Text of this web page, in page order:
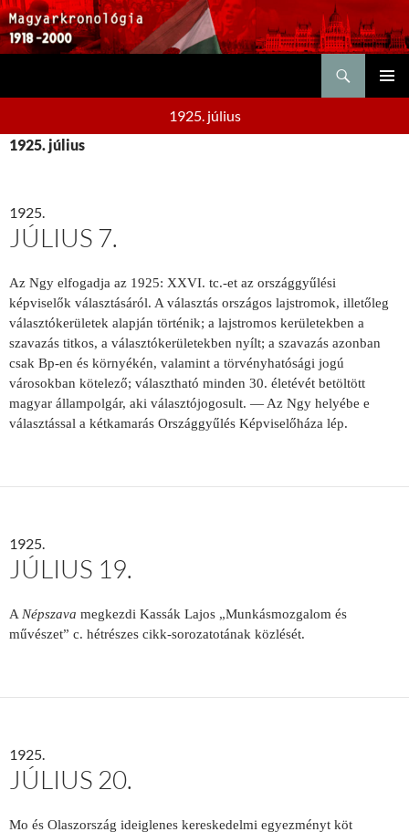
1925. július
1925. július
1925.
JÚLIUS 7.
Az Ngy elfogadja az 1925: XXVI. tc.-et az ország­gyűlési
képviselők választásáról. A választás orszá­gos lajstromok, illetőleg
választókerületek alapján történik; a lajstromos kerületek­ben a
szavazás titkos, a választókerüle­tekben nyílt; a szavazás azonban
csak Bp-en és környékén, valamint a törvényhatósági jogú
városokban köte­lező; választható minden 30. életévét betöltött
magyar állampolgár, aki vá­lasztójogosult. — Az Ngy helyébe e
választással a kétkamarás Országgyűlés Képviselőháza lép.
1925.
JÚLIUS 19.
A Népsza­va megkezdi Kassák Lajos „Mun­kásmozgalom és
művészet” c. hétré­szes cikk-sorozatotának közlését.
1925.
JÚLIUS 20.
Mo és Olaszország ideiglenes kereskedelmi egyezményt köt